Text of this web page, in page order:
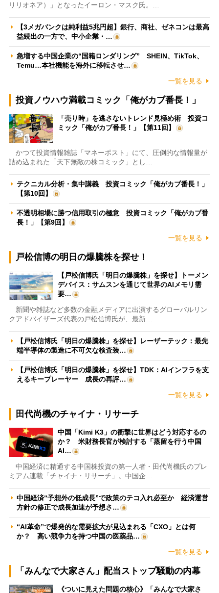
リリオネア）」となったイーロン・マスク氏。…
【3メガバンクは純利益5兆円超】銀行、商社、ゼネコンは最高
益続出の一方で、中小企業・…
急増する中国企業の“国籍ロンダリング” SHEIN、TikTok、
Temu…本社機能を海外に移転させ…
一覧を見る
投資ノウハウ満載コミック「俺がカブ番長！」
「売り時」を逃さないトレンド見極め術 投資コ
ミック「俺がカブ番長！」【第11回】
かつて投資情報雑誌「マネーポスト」にて、圧倒的な情報量が
詰め込まれた「天下無敵の株コミック」とし…
テクニカル分析・集中講義 投資コミック「俺がカブ番長！」
【第10回】
不透明相場に勝つ信用取引の極意 投資コミック「俺がカブ番
長！」【第9回】
一覧を見る
戸松信博の明日の爆騰株を探せ！
【戸松信博氏「明日の爆騰株」を探せ】トーメン
デバイス：サムスンを通じて世界のAIメモリ需
要…
新聞や雑誌など多数の金融メディアに出演するグローバルリン
クアドバイザーズ代表の戸松信博氏が、最新…
【戸松信博氏「明日の爆騰株」を探せ】レーザーテック：最先
端半導体の製造に不可欠な検査装…
【戸松信博氏「明日の爆騰株」を探せ】TDK：AIインフラを支
えるキープレーヤー 成長の再評…
一覧を見る
田代尚機のチャイナ・リサーチ
中国「Kimi K3」の衝撃に世界はどう対応するの
か？ 米財務長官が検討する「蒸留を行う中国
AI…
中国経済に精通する中国株投資の第一人者・田代尚機氏のプレ
ミアム連載「チャイナ・リサーチ」。中国企…
中国経済“予想外の低成長”で政策のテコ入れ必至か 経済運営
方針の修正で成長加速が予想さ…
“AI革命”で爆発的な需要拡大が見込まれる「CXO」とは何
か？ 高い競争力を持つ中国の医薬品…
一覧を見る
「みんなで大家さん」配当ストップ騒動の内幕
《ついに見えた問題の核心》「みんなで大家さ